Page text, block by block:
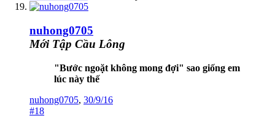
nuhong0705
Mới Tập Cầu Lông
"Bước ngoặt không mong đợi" sao giống em
lúc này thế
nuhong0705, 30/9/16
#18